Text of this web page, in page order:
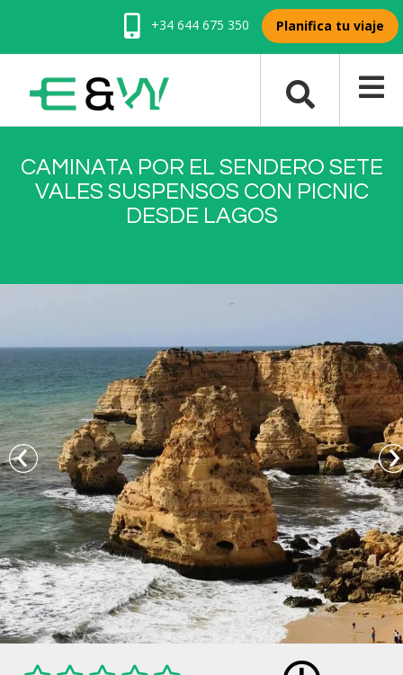
+34 644 675 350 Planifica tu viaje
CAMINATA POR EL SENDERO SETE
VALES SUSPENSOS CON PICNIC
DESDE LAGOS